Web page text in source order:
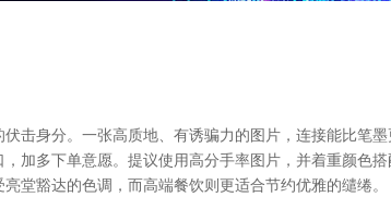
击身分。一张高质地、有诱骗力的图片，连接能比笔
加多下单意愿。提议使用高分手率图片，并着重颜色
堂豁达的色调，而高端餐饮则更适合节约优雅的缱绻